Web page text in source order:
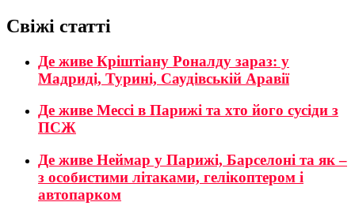
Свіжі статті
Де живе Кріштіану Роналду зараз: у
Мадриді, Турині, Саудівській Аравії
Де живе Мессі в Парижі та хто його сусіди з
ПСЖ
Де живе Неймар у Парижі, Барселоні та як –
з особистими літаками, гелікоптером і
автопарком